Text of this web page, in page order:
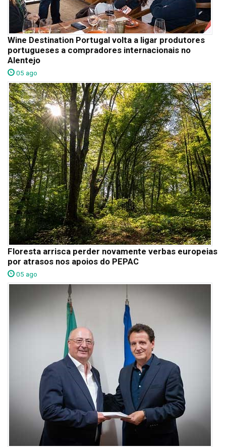
Wine Destination Portugal volta a ligar produtores
portugueses a compradores internacionais no
Alentejo
05 ago
Floresta arrisca perder novamente verbas europeias
por atrasos nos apoios do PEPAC
05 ago